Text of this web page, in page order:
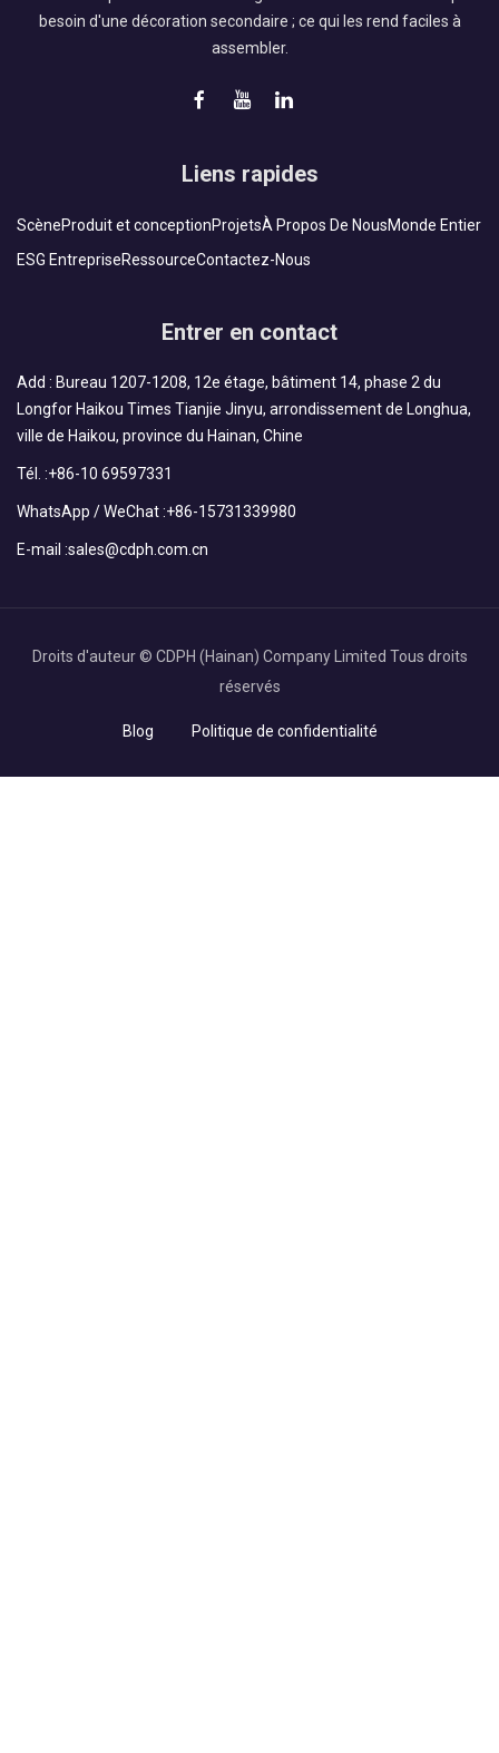
besoin d'une décoration secondaire ; ce qui les rend faciles à
assembler.
Liens rapides
ScèneProduit et conceptionProjetsÀ Propos De NousMonde Entier
ESG EntrepriseRessourceContactez-Nous
Entrer en contact
Add : Bureau 1207-1208, 12e étage, bâtiment 14, phase 2 du
Longfor Haikou Times Tianjie Jinyu, arrondissement de Longhua,
ville de Haikou, province du Hainan, Chine
Tél. :+86-10 69597331
WhatsApp / WeChat :+86-15731339980
E-mail :sales@cdph.com.cn
Droits d'auteur © CDPH (Hainan) Company Limited Tous droits
réservés
Blog Politique de confidentialité